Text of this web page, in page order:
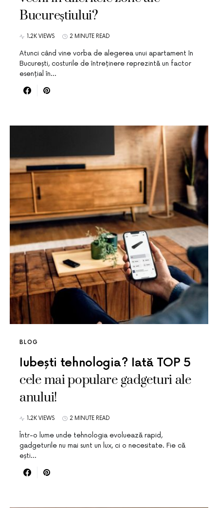
Bucureștiului?
1.2K VIEWS 2 MINUTE READ
Atunci când vine vorba de alegerea unui apartament în
București, costurile de întreținere reprezintă un factor
esențial în…
BLOG
Iubești tehnologia? Iată TOP 5
cele mai populare gadgeturi ale
anului!
1.2K VIEWS 2 MINUTE READ
Într-o lume unde tehnologia evoluează rapid,
gadgeturile nu mai sunt un lux, ci o necesitate. Fie că
ești…